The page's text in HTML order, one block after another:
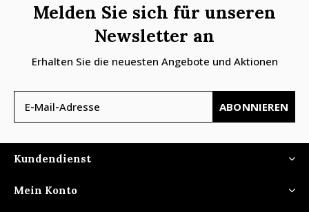
Melden Sie sich für unseren
Newsletter an
Erhalten Sie die neuesten Angebote und Aktionen
ABONNIEREN
Kundendienst
Mein Konto